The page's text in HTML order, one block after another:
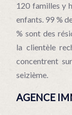
120 familles y
enfants. 99 %
% sont des
la clientèle
concentrent
seizième.
AGENCE